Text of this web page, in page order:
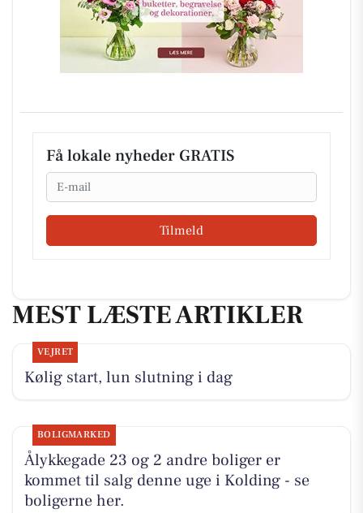
Få lokale nyheder GRATIS
Email
Tilmeld
MEST LÆSTE ARTIKLER
VEJRET
Kølig start, lun slutning i dag
BOLIGMARKED
Ålykkegade 23 og 2 andre boliger er
kommet til salg denne uge i Kolding - se
boligerne her.